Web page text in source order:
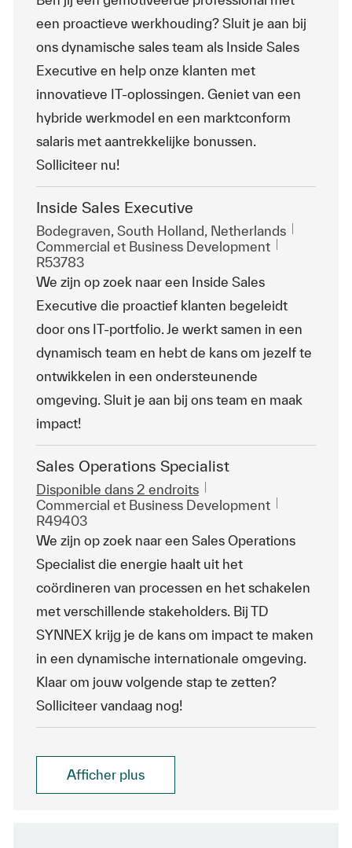
een proactieve werkhouding? Sluit je aan bij
ons dynamische sales team als Inside Sales
Executive en help onze klanten met
innovatieve IT-oplossingen. Geniet van een
hybride werkmodel en een marktconform
salaris met aantrekkelijke bonussen.
Solliciteer nu!
Inside Sales Executive
Emplacement
Bodegraven, South Holland, Netherlands
Catégorie
Commercial et Business Development
R53783
We zijn op zoek naar een Inside Sales
Executive die proactief klanten begeleidt
door ons IT-portfolio. Je werkt samen in een
dynamisch team en hebt de kans om jezelf te
ontwikkelen in een ondersteunende
omgeving. Sluit je aan bij ons team en maak
impact!
Sales Operations Specialist
Disponible dans 2 endroits
Catégorie
Commercial et Business Development
R49403
We zijn op zoek naar een Sales Operations
Specialist die energie haalt uit het
coördineren van processen en het schakelen
met verschillende stakeholders. Bij TD
SYNNEX krijg je de kans om impact te maken
in een dynamische internationale omgeving.
Klaar om jouw volgende stap te zetten?
Solliciteer vandaag nog!
Afficher plus